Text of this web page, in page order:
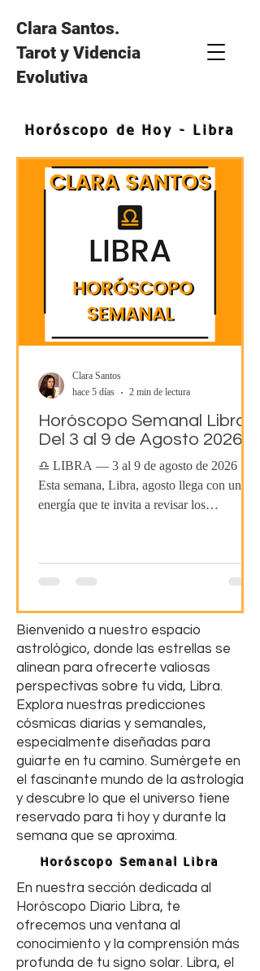
Clara Santos.
Tarot y Videncia
Evolutiva
Horóscopo de Hoy - Libra
Horóscopo Semanal Libra |
Del 3 al 9 de Agosto 2026
♎ LIBRA — 3 al 9 de agosto de 2026
Esta semana, Libra, agosto llega con una
energía que te invita a revisar los
parecían en julio. Esta semana es para
identificar cuáles tienen base real y cuáles
el ritmo veraniego sostenía sin que lo
notaras. 💖 Amor y Relaciones ❤️ Parejas:
Hay algo en la dinámica de tu relación que
agosto puede poner a prueba de una fo
Clara Santos
hace 5 días
2 min de lectura
Bienvenido a nuestro espacio
astrológico, donde las estrellas se
alinean para ofrecerte valiosas
perspectivas sobre tu vida, Libra.
Explora nuestras predicciones
cósmicas diarias y semanales,
especialmente diseñadas para
guiarte en tu camino. Sumérgete en
el fascinante mundo de la astrología
y descubre lo que el universo tiene
reservado para ti hoy y durante la
semana que se aproxima.
Horóscopo Semanal Libra
En nuestra sección dedicada al
Horóscopo Diario Libra, te
ofrecemos una ventana al
conocimiento y la comprensión más
profunda de tu signo solar. Libra, el